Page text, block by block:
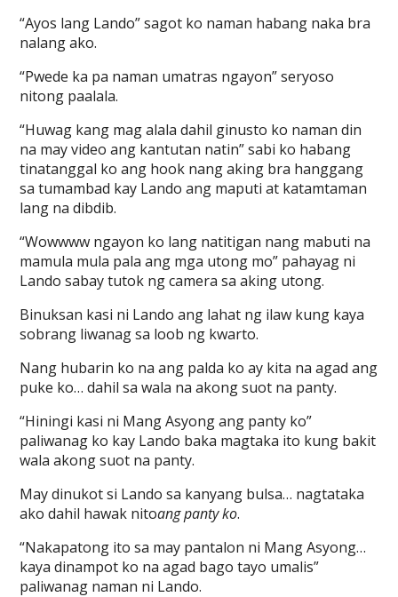
“Ayos lang Lando” sagot ko naman habang naka bra
nalang ako.
“Pwede ka pa naman umatras ngayon” seryoso
nitong paalala.
“Huwag kang mag alala dahil ginusto ko naman din
na may video ang kantutan natin” sabi ko habang
tinatanggal ko ang hook nang aking bra hanggang
sa tumambad kay Lando ang maputi at katamtaman
lang na dibdib.
“Wowwww ngayon ko lang natitigan nang mabuti na
mamula mula pala ang mga utong mo” pahayag ni
Lando sabay tutok ng camera sa aking utong.
Binuksan kasi ni Lando ang lahat ng ilaw kung kaya
sobrang liwanag sa loob ng kwarto.
Nang hubarin ko na ang palda ko ay kita na agad ang
puke ko… dahil sa wala na akong suot na panty.
“Hiningi kasi ni Mang Asyong ang panty ko”
paliwanag ko kay Lando baka magtaka ito kung bakit
wala akong suot na panty.
May dinukot si Lando sa kanyang bulsa… nagtataka
ako dahil hawak nitoang panty ko.
“Nakapatong ito sa may pantalon ni Mang Asyong…
kaya dinampot ko na agad bago tayo umalis”
paliwanag naman ni Lando.